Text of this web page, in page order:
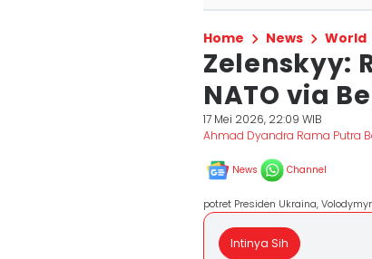
Home News World
Zelenskyy:
NATO via
17 Mei 2026, 22:09 WIB
Ahmad Dyandra Rama Putra
News Channel
potret Presiden Ukraina,
Intinya Sih